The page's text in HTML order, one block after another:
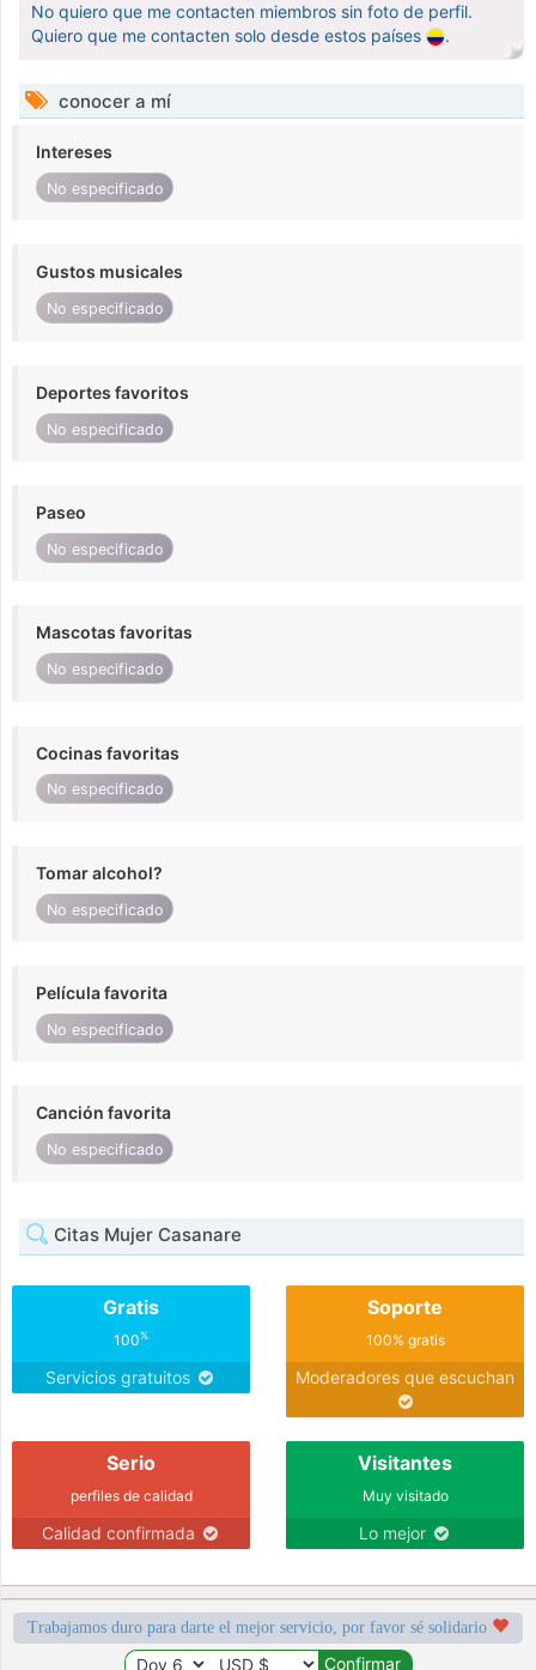
No quiero que me contacten miembros sin foto de perfil.
Quiero que me contacten solo desde estos países
.
conocer a mí
Intereses
No especificado
Gustos musicales
No especificado
Deportes favoritos
No especificado
Paseo
No especificado
Mascotas favoritas
No especificado
Cocinas favoritas
No especificado
Tomar alcohol?
No especificado
Película favorita
No especificado
Canción favorita
No especificado
Citas Mujer Casanare
Gratis
100%
Servicios gratuitos
Soporte
100% gratis
Moderadores que escuchan
Serio
perfiles de calidad
Calidad confirmada
Visitantes
Muy visitado
Lo mejor
Trabajamos duro para darte el mejor servicio, por favor sé solidario